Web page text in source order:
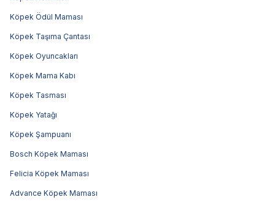
Köpek Ödül Maması
Köpek Taşıma Çantası
Köpek Oyuncakları
Köpek Mama Kabı
Köpek Tasması
Köpek Yatağı
Köpek Şampuanı
Bosch Köpek Maması
Felicia Köpek Maması
Advance Köpek Maması